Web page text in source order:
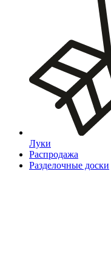
Луки
Распродажа
Разделочные доски